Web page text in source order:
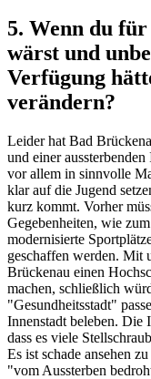
5. Wenn du
wärst und
Verfügung
verändern?
Leider hat Bad
und einer
vor allem in sinnvolle
klar auf die Jugend
kurz kommt. Vorher
Gegebenheiten, wie
modernisierte
geschaffen werden. Mit
Brückenau einen
machen, schließlich
"Gesundheitsstadt"
Innenstadt beleben. Die
dass es viele
Es ist schade ansehen
"vom Aussterben